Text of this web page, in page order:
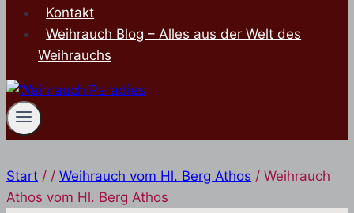
Kontakt
Weihrauch Blog – Alles aus der Welt des
Weihrauchs
Start / / Weihrauch vom Hl. Berg Athos / Weihrauch
Athos vom Hl. Berg Athos